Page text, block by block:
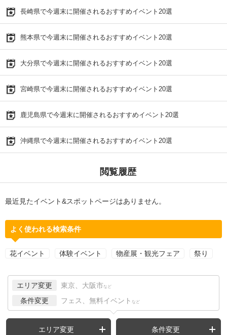
長崎県で今週末に開催されるおすすめイベント20選
熊本県で今週末に開催されるおすすめイベント20選
大分県で今週末に開催されるおすすめイベント20選
宮崎県で今週末に開催されるおすすめイベント20選
鹿児島県で今週末に開催されるおすすめイベント20選
沖縄県で今週末に開催されるおすすめイベント20選
閲覧履歴
最近見たイベント&スポットページはありません。
よく使われる検索条件
花イベント 体験イベント 物産展・観光フェア 祭り
エリア変更 東京、大阪市 など
条件変更 フェス、無料イベント など
エリア変更 条件変更